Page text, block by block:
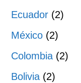
Ecuador (2)
México (2)
Colombia (2)
Bolivia (2)